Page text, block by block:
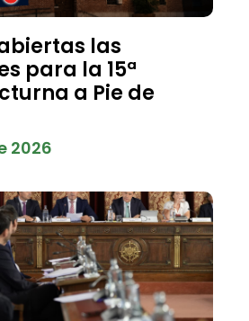
las
para la 15ª
a Pie de
2026